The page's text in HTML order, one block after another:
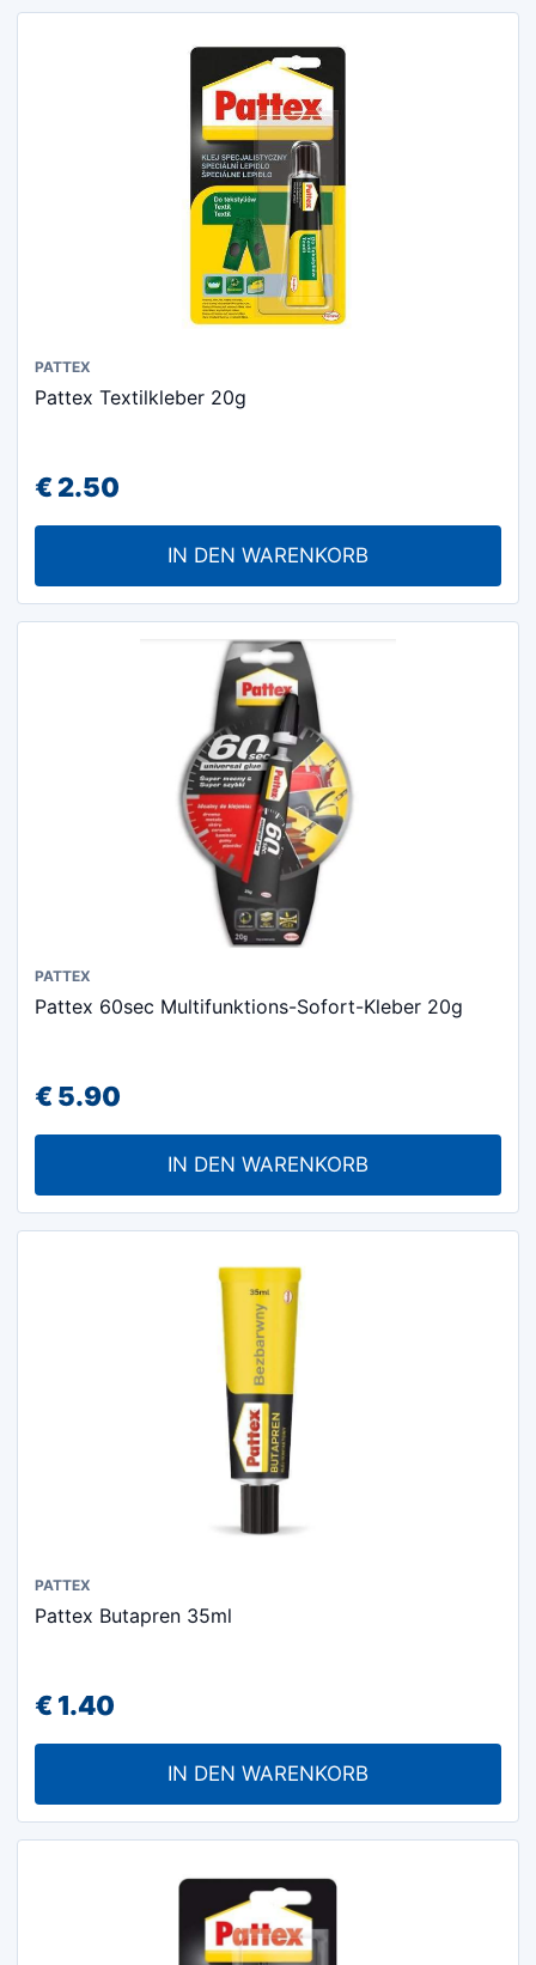
PATTEX
Pattex Textilkleber 20g
€2.50
IN DEN WARENKORB
PATTEX
Pattex 60sec Multifunktions-Sofort-Kleber 20g
€5.90
IN DEN WARENKORB
PATTEX
Pattex Butapren 35ml
€1.40
IN DEN WARENKORB